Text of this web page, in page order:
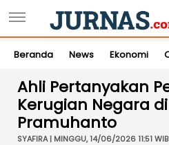
Beranda News Ekonomi
Ahli Pertanyakan
Kerugian Negara
Pramuhanto
SYAFIRA | MINGGU, 14/06/2026 11:51 WIB